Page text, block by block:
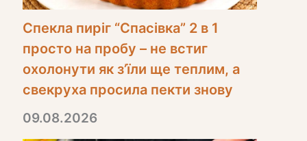
Спекла пиріг “Спасівка” 2 в 1
просто на пробу – не встиг
охолонути як з’їли ще теплим, а
свекруха просила пекти знову
09.08.2026